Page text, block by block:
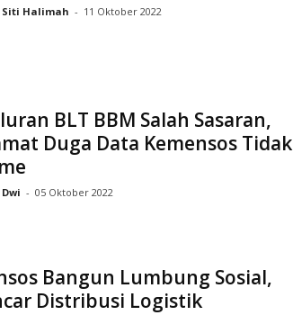
Siti Halimah - 11 Oktober 2022
BLT BBM Salah Sasaran,
Duga Data Kemensos Tidak
Dwi - 05 Oktober 2022
Bangun Lumbung Sosial,
Distribusi Logistik